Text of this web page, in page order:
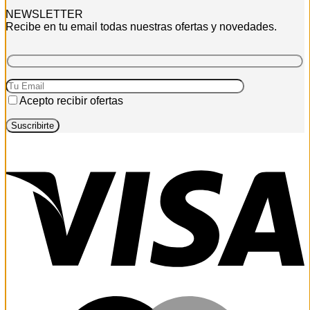
NEWSLETTER
Recibe en tu email todas nuestras ofertas y novedades.
Acepto recibir ofertas